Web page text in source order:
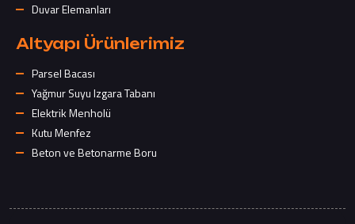
Duvar Elemanları
Altyapı Ürünlerimiz
Parsel Bacası
Yağmur Suyu Izgara Tabanı
Elektrik Menholü
Kutu Menfez
Beton ve Betonarme Boru